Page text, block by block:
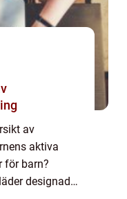
av
aktiva
för barn?
designade